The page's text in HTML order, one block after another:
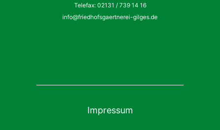
Telefax: 02131 / 739 14 16
info@friedhofsgaertnerei-gilges.de
Impressum